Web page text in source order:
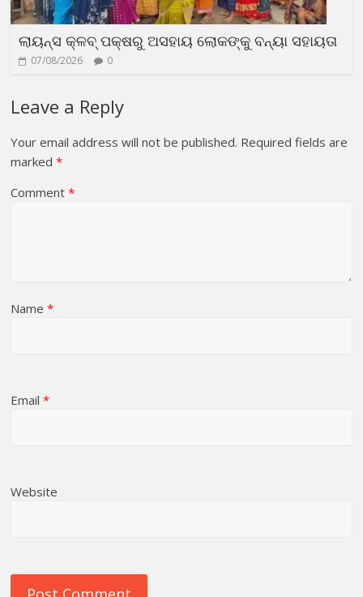
ଲାୟନ୍ସ କ୍ଳବ୍ ପକ୍ଷରୁ ଅସହାୟ ଲୋକଙ୍କୁ ବନ୍ୟା ସହାୟତା
07/08/2026 0
Leave a Reply
Your email address will not be published. Required fields are
marked*
Comment*
Name*
Email*
Website